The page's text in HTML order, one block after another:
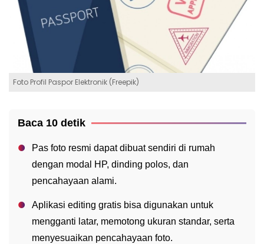
Foto Profil Paspor Elektronik (Freepik)
Baca 10 detik
Pas foto resmi dapat dibuat sendiri di rumah
dengan modal HP, dinding polos, dan
pencahayaan alami.
Aplikasi editing gratis bisa digunakan untuk
mengganti latar, memotong ukuran standar, serta
menyesuaikan pencahayaan foto.